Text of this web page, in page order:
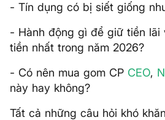
- Tín dụng có bị siết giống
- Hành động gì để giữ tiền lãi
tiền nhất trong năm 2026?
- Có nên mua gom CP CEO,
này hay không?
Tất cả những câu hỏi khó